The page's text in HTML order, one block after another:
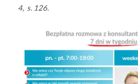
4, s. 126.